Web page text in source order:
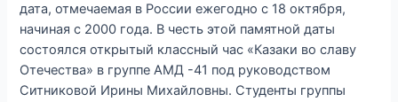
дата, отмечаемая в России ежегодно с 18 октября,
начиная с 2000 года. В честь этой памятной даты
состоялся открытый классный час «Казаки во славу
Отечества» в группе АМД -41 под руководством
Ситниковой Ирины Михайловны. Студенты группы